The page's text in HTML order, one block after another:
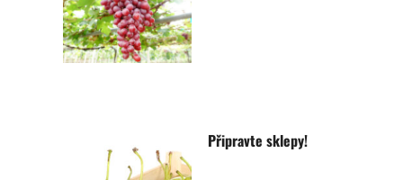
Připravte sklepy!